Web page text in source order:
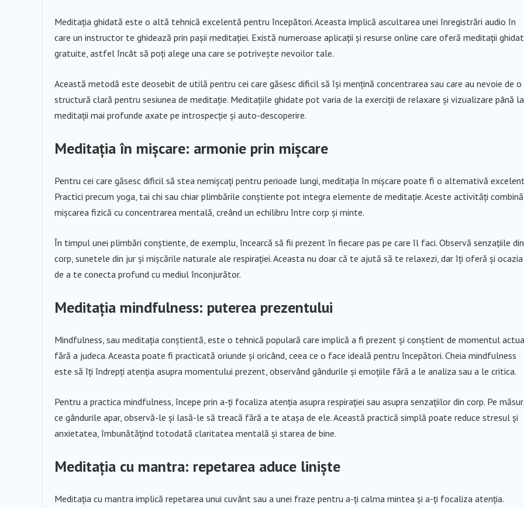
Meditația ghidată este o altă tehnică excelentă pentru începători. Aceasta implică ascultarea unei înregistrări audio în
care un instructor te ghidează prin pașii meditației. Există numeroase aplicații și resurse online care oferă meditații
gratuite, astfel încât să poți alege una care se potrivește nevoilor tale.
Această metodă este deosebit de utilă pentru cei care găsesc dificil să își mențină concentrarea sau care au nevoie de o
structură clară pentru sesiunea de meditație. Meditațiile ghidate pot varia de la exerciții de relaxare și vizualizare până la
meditații mai profunde axate pe introspecție și auto-descoperire.
Meditația în mișcare: armonie prin mișcare
Pentru cei care găsesc dificil să stea nemișcați pentru perioade lungi, meditația în mișcare poate fi o alternativă
Practici precum yoga, tai chi sau chiar plimbările conștiente pot integra elemente de meditație. Aceste activități combină
mișcarea fizică cu concentrarea mentală, creând un echilibru între corp și minte.
În timpul unei plimbări conștiente, de exemplu, încearcă să fii prezent în fiecare pas pe care îl faci. Observă senzațiile din
corp, sunetele din jur și mișcările naturale ale respirației. Aceasta nu doar că te ajută să te relaxezi, dar îți oferă și ocazia
de a te conecta profund cu mediul înconjurător.
Meditația mindfulness: puterea prezentului
Mindfulness, sau meditația conștientă, este o tehnică populară care implică a fi prezent și conștient de momentul
fără a judeca. Aceasta poate fi practicată oriunde și oricând, ceea ce o face ideală pentru începători. Cheia mindfulness
este să îți îndrepți atenția asupra momentului prezent, observând gândurile și emoțiile fără a le analiza sau a le critica.
Pentru a practica mindfulness, începe prin a-ți focaliza atenția asupra respirației sau asupra senzațiilor din corp. Pe
ce gândurile apar, observă-le și lasă-le să treacă fără a te atașa de ele. Această practică simplă poate reduce stresul și
anxietatea, îmbunătățind totodată claritatea mentală și starea de bine.
Meditația cu mantra: repetarea aduce liniște
Meditația cu mantra implică repetarea unui cuvânt sau a unei fraze pentru a-ți calma mintea și a-ți focaliza atenția.